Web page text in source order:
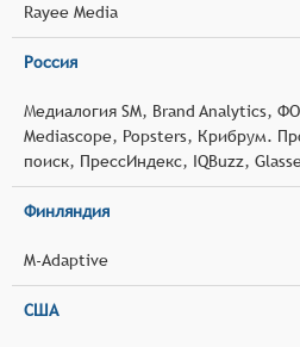
Rayee Media
Россия
Медиалогия SM, Brand Analytics,
Mediascope, Popsters, Крибрум.
поиск, ПрессИндекс, IQBuzz,
Финляндия
M-Adaptive
США